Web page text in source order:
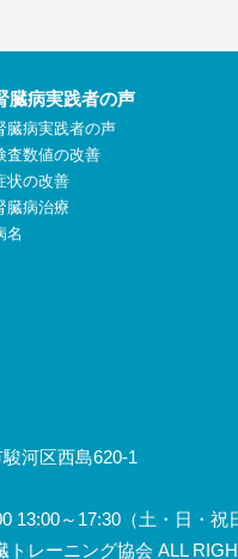
臓病実践者の声
臓病実践者の声
査数値の改善
状の改善
臓病治療
名
河区西島620-1
13:00～17:30（土・日・祝
レーニング協会 ALL